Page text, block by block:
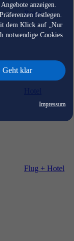
anzeigen.
festlegen.
dem Klick auf „Nur
notwendige Cookies
Geht klar
Impressum
Reise
Flug + Hotel